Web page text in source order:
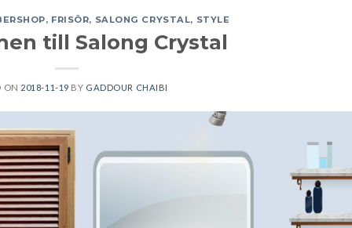
, FRISÖR, SALONG CRYSTAL, STYLE
till Salong Crystal
ON 2018-11-19 BY GADDOUR CHAIBI